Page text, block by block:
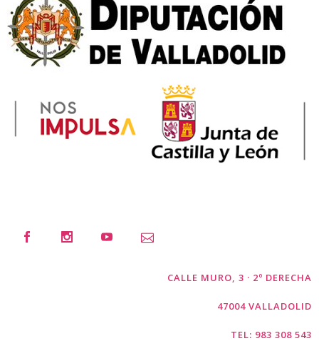
CALLE MURO, 3 · 2º DERECHA
47004 VALLADOLID
TEL: 983 308 543